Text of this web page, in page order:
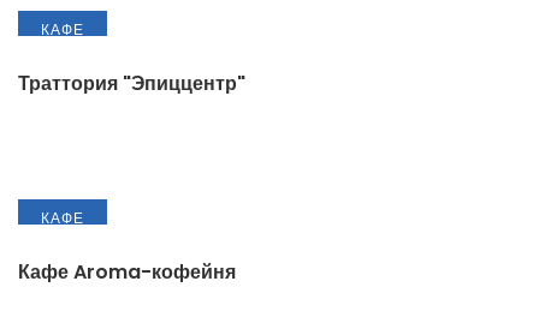
КАФЕ
Траттория "Эпиццентр"
КАФЕ
Кафе Aroma-кофейня